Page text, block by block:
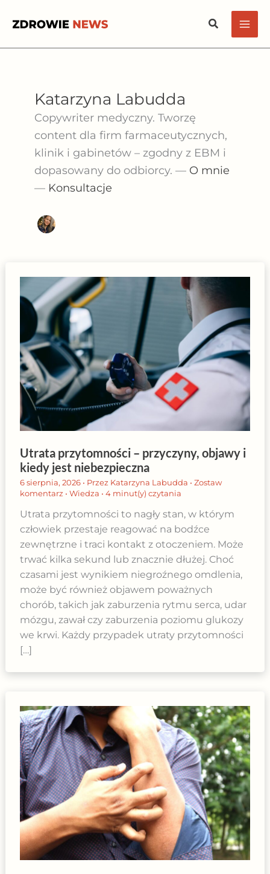
Szukaj
Katarzyna Labudda
Copywriter medyczny. Tworzę
content dla firm farmaceutycznych,
klinik i gabinetów – zgodny z EBM i
dopasowany do odbiorcy. — O mnie
— Konsultacje
Utrata przytomności – przyczyny, objawy i
kiedy jest niebezpieczna
6 sierpnia, 2026 • Przez Katarzyna Labudda • Zostaw
komentarz • Wiedza • 4 minut(y) czytania
Utrata przytomności to nagły stan, w którym
człowiek przestaje reagować na bodźce
zewnętrzne i traci kontakt z otoczeniem. Może
trwać kilka sekund lub znacznie dłużej. Choć
czasami jest wynikiem niegroźnego omdlenia,
może być również objawem poważnych
chorób, takich jak zaburzenia rytmu serca, udar
mózgu, zawał czy zaburzenia poziomu glukozy
we krwi. Każdy przypadek utraty przytomności
[…]